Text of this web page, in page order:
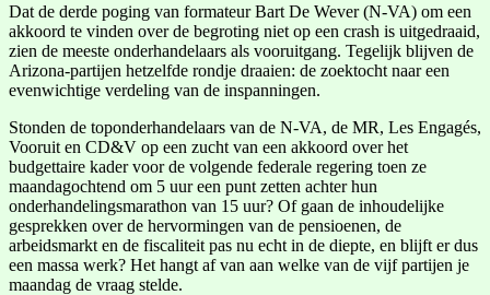
Dat de derde poging van formateur Bart De Wever (N-VA) om een
akkoord te vinden over de begroting niet op een crash is uitgedraaid,
zien de meeste onderhandelaars als vooruitgang. Tegelijk blijven de
Arizona-partijen hetzelfde rondje draaien: de zoektocht naar een
evenwichtige verdeling van de inspanningen.
Stonden de toponderhandelaars van de N-VA, de MR, Les Engagés,
Vooruit en CD&V op een zucht van een akkoord over het
budgettaire kader voor de volgende federale regering toen ze
maandagochtend om 5 uur een punt zetten achter hun
onderhandelingsmarathon van 15 uur? Of gaan de inhoudelijke
gesprekken over de hervormingen van de pensioenen, de
arbeidsmarkt en de fiscaliteit pas nu echt in de diepte, en blijft er dus
een massa werk? Het hangt af van aan welke van de vijf partijen je
maandag de vraag stelde.